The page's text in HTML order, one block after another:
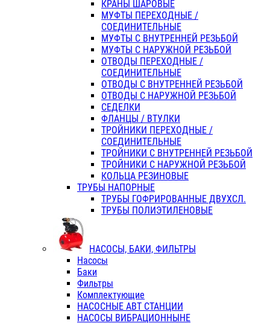
КРАНЫ ШАРОВЫЕ
МУФТЫ ПЕРЕХОДНЫЕ /
СОЕДИНИТЕЛЬНЫЕ
МУФТЫ С ВНУТРЕННЕЙ РЕЗЬБОЙ
МУФТЫ С НАРУЖНОЙ РЕЗЬБОЙ
ОТВОДЫ ПЕРЕХОДНЫЕ /
СОЕДИНИТЕЛЬНЫЕ
ОТВОДЫ С ВНУТРЕННЕЙ РЕЗЬБОЙ
ОТВОДЫ С НАРУЖНОЙ РЕЗЬБОЙ
СЕДЕЛКИ
ФЛАНЦЫ / ВТУЛКИ
ТРОЙНИКИ ПЕРЕХОДНЫЕ /
СОЕДИНИТЕЛЬНЫЕ
ТРОЙНИКИ С ВНУТРЕННЕЙ РЕЗЬБОЙ
ТРОЙНИКИ С НАРУЖНОЙ РЕЗЬБОЙ
КОЛЬЦА РЕЗИНОВЫЕ
ТРУБЫ НАПОРНЫЕ
ТРУБЫ ГОФРИРОВАННЫЕ ДВУХСЛ.
ТРУБЫ ПОЛИЭТИЛЕНОВЫЕ
НАСОСЫ, БАКИ, ФИЛЬТРЫ
Насосы
Баки
Фильтры
Комплектующие
НАСОСНЫЕ АВТ СТАНЦИИ
НАСОСЫ ВИБРАЦИОННЫНЕ